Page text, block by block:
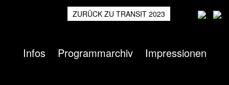
ZURÜCK ZU TRANSIT 2023
Infos Programmarchiv Impressionen